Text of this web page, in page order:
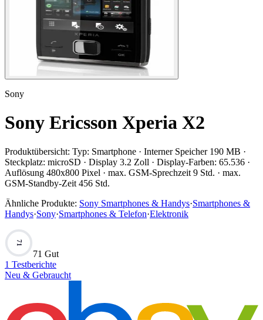
Sony
Sony Ericsson Xperia X2
Produktübersicht: Typ: Smartphone · Interner Speicher 190 MB ·
Steckplatz: microSD · Display 3.2 Zoll · Display-Farben: 65.536 ·
Auflösung 480x800 Pixel · max. GSM-Sprechzeit 9 Std. · max.
GSM-Standby-Zeit 456 Std.
Ähnliche Produkte: Sony Smartphones & Handys·Smartphones &
Handys·Sony·Smartphones & Telefon·Elektronik
71
71 Gut
1 Testberichte
Neu & Gebraucht